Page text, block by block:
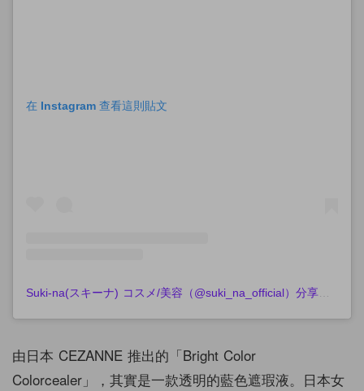
在 Instagram 查看這則貼文
Suki-na(スキーナ) コスメ/美容（@suki_na_official）分享的貼文
由日本 CEZANNE 推出的「Bright Color
Colorcealer」，其實是一款透明的藍色遮瑕液。日本女